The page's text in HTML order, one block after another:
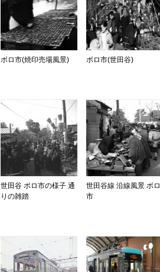
ボロ市(焼印売場風景) ボロ市(世田谷)
世田谷 ボロ市の様子 通
りの雑踏
世田谷線 沿線風景 ボロ
市